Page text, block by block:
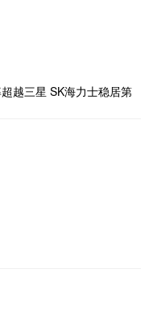
越三星 SK海力士稳居第